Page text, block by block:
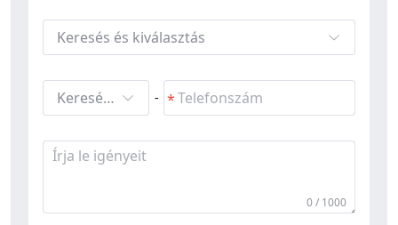
Keresés és kiválasztás
Keresés és kiválasztás -
0 / 1000